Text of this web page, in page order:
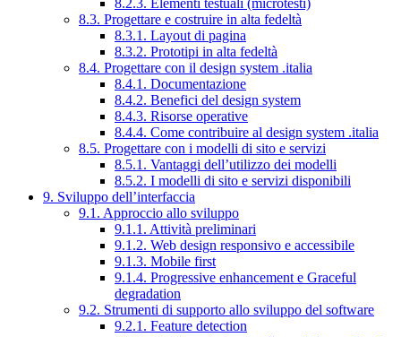
8.3. Progettare e costruire in alta fedeltà
8.3.1. Layout di pagina
8.3.2. Prototipi in alta fedeltà
8.4. Progettare con il design system .italia
8.4.1. Documentazione
8.4.2. Benefici del design system
8.4.3. Risorse operative
8.4.4. Come contribuire al design system .italia
8.5. Progettare con i modelli di sito e servizi
8.5.1. Vantaggi dell’utilizzo dei modelli
8.5.2. I modelli di sito e servizi disponibili
9. Sviluppo dell’interfaccia
9.1. Approccio allo sviluppo
9.1.1. Attività preliminari
9.1.2. Web design responsivo e accessibile
9.1.3. Mobile first
9.1.4. Progressive enhancement e Graceful
degradation
9.2. Strumenti di supporto allo sviluppo del software
9.2.1. Feature detection